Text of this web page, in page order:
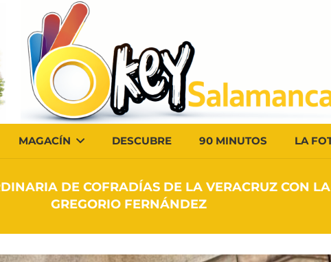
MAGACÍN DESCUBRE 90 MINUTOS LA
DE COFRADÍAS DE LA VERACRUZ CON
GREGORIO FERNÁNDEZ